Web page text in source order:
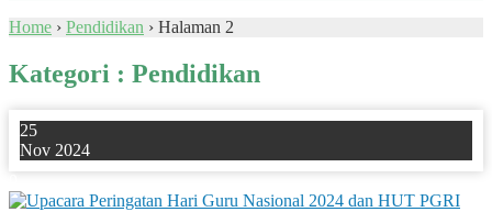
Home › Pendidikan › Halaman 2
Kategori : Pendidikan
25
Nov 2024